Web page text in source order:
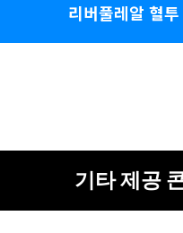
리버풀레알 혈
기타 제공